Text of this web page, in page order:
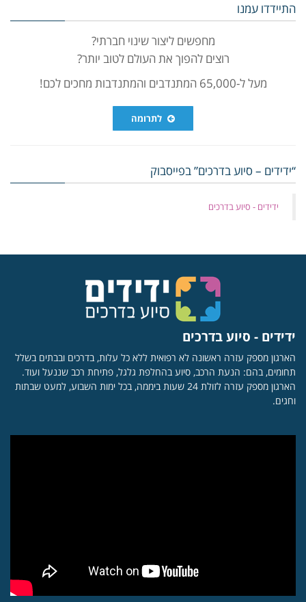
התיידדו עמנו
מחפשים ליצור שינוי חברתי?
רוצים להפוך את העולם לטוב יותר?
מעל ל-65,000 המתנדבים והמתנדבות מחכים לכם!
לתרומה
“ידידים – סיוע בדרכים” בפייסבוק
‏ידידים - סיוע בדרכים
ידידים - סיוע בדרכים
הארגון מספק עזרה ראשונה לא רפואית ללא כל עלות, בדרכים ובבתים בשלל
תחומים, בהם: הנעת הרכב, סיוע בהחלפת גלגל, פתיחת רכב שננעל ועוד.
הארגון מספק עזרה לזולת 24 שעות ביממה, בכל ימות השבוע, למעט שבתות
וחגים.